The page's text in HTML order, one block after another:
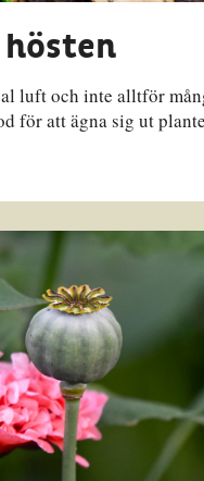
luft och inte alltför
för att ägna sig ut